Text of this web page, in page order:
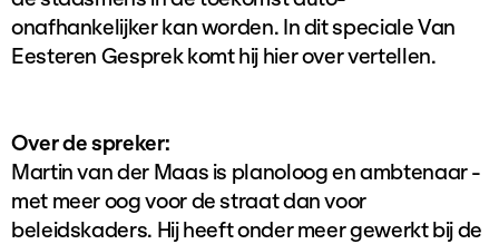
onafhankelijker kan worden. In dit speciale Van
Eesteren Gesprek komt hij hier over vertellen.
Over de spreker:
Martin van der Maas is planoloog en ambtenaar -
met meer oog voor de straat dan voor
beleidskaders. Hij heeft onder meer gewerkt bij de